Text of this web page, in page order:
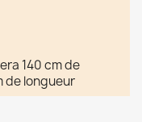
140 cm de
de longueur